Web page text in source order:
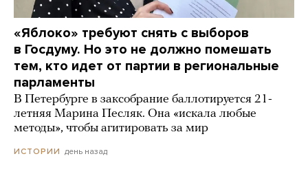
«Яблоко» требуют снять с выборов
в Госдуму. Но это не должно помешать
тем, кто идет от партии в региональные
парламенты
В Петербурге в заксобрание баллотируется 21-
летняя Марина Песляк. Она «искала любые
методы», чтобы агитировать за мир
ИСТОРИИ день назад